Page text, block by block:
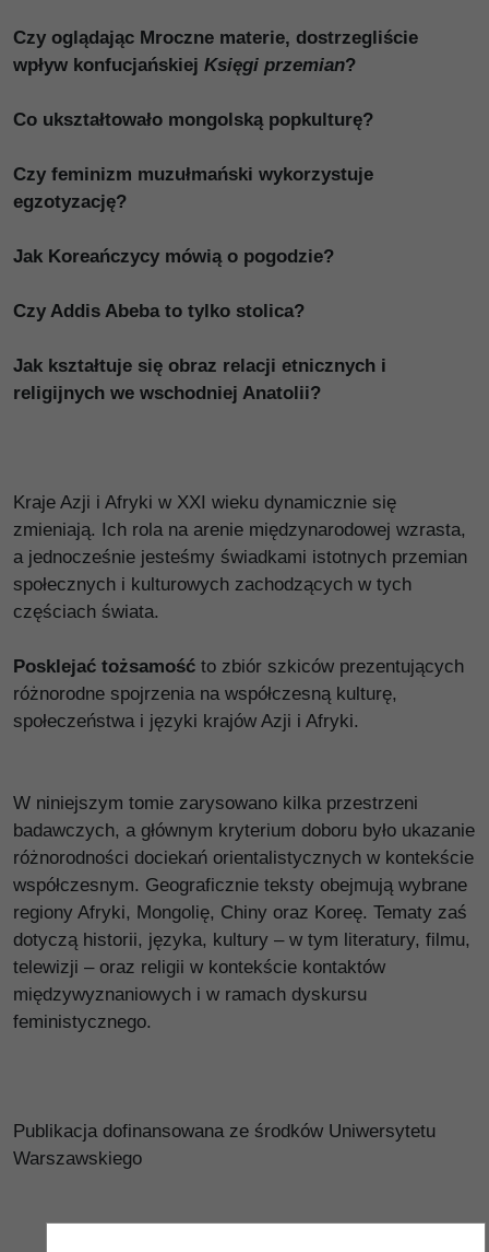
Czy oglądając Mroczne materie, dostrzegliście
wpływ konfucjańskiej Księgi przemian?
Co ukształtowało mongolską popkulturę?
Czy feminizm muzułmański wykorzystuje
egzotyzację?
Jak Koreańczycy mówią o pogodzie?
Czy Addis Abeba to tylko stolica?
Jak kształtuje się obraz relacji etnicznych i
religijnych we wschodniej Anatolii?
Kraje Azji i Afryki w XXI wieku dynamicznie się
zmieniają. Ich rola na arenie międzynarodowej wzrasta,
a jednocześnie jesteśmy świadkami istotnych przemian
społecznych i kulturowych zachodzących w tych
częściach świata.
Posklejać tożsamość to zbiór szkiców prezentujących
różnorodne spojrzenia na współczesną kulturę,
społeczeństwa i języki krajów Azji i Afryki.
W niniejszym tomie zarysowano kilka przestrzeni
badawczych, a głównym kryterium doboru było ukazanie
różnorodności dociekań orientalistycznych w kontekście
współczesnym. Geograficznie teksty obejmują wybrane
regiony Afryki, Mongolię, Chiny oraz Koreę. Tematy zaś
dotyczą historii, języka, kultury – w tym literatury, filmu,
telewizji – oraz religii w kontekście kontaktów
międzywyznaniowych i w ramach dyskursu
feministycznego.
Publikacja dofinansowana ze środków Uniwersytetu
Warszawskiego